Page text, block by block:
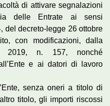
di attivare segnalazioni
delle Entrate ai sensi
del decreto-legge 26 ottobre
con modificazioni, dalla
2019, n. 157, nonché
e ai datori di lavoro
senza oneri a titolo di
titolo, gli importi riscossi